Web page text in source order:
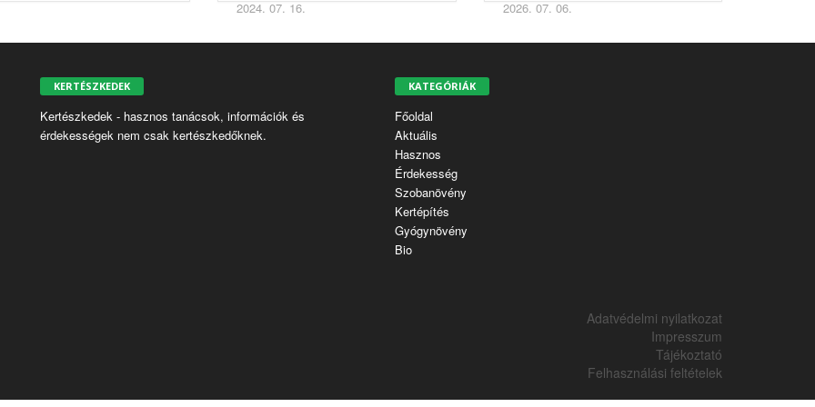
is el kellene
végezni
2024. 07. 16.
2026. 07. 06.
KERTÉSZKEDEK
Kertészkedek - hasznos tanácsok, információk és
érdekességek nem csak kertészkedőknek.
KATEGÓRIÁK
Főoldal
Aktuális
Hasznos
Érdekesség
Szobanövény
Kertépítés
Gyógynövény
Bio
Adatvédelmi nyilatkozat
Impresszum
Tájékoztató
Felhasználási feltételek